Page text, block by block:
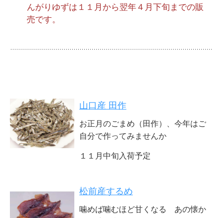
んがりゆずは１１月から翌年４月下旬までの販
売です。
山口産 田作
お正月のごまめ（田作）、今年はご
自分で作ってみませんか
１１月中旬入荷予定
松前産するめ
噛めば噛むほど甘くなる あの懐か